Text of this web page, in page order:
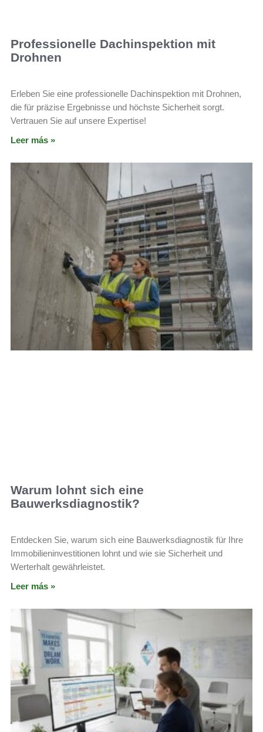
Professionelle Dachinspektion mit
Drohnen
Erleben Sie eine professionelle Dachinspektion mit Drohnen,
die für präzise Ergebnisse und höchste Sicherheit sorgt.
Vertrauen Sie auf unsere Expertise!
Leer más »
Warum lohnt sich eine
Bauwerksdiagnostik?
Entdecken Sie, warum sich eine Bauwerksdiagnostik für Ihre
Immobilieninvestitionen lohnt und wie sie Sicherheit und
Werterhalt gewährleistet.
Leer más »